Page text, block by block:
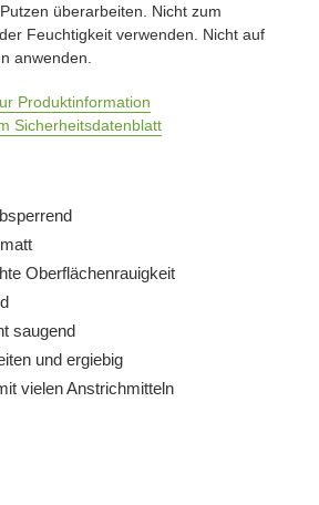
überarbeiten. Nicht zum
Feuchtigkeit verwenden. Nicht auf
anwenden.
Produktinformation
Sicherheitsdatenblatt
Oberflächenrauigkeit
saugend
und ergiebig
vielen Anstrichmitteln